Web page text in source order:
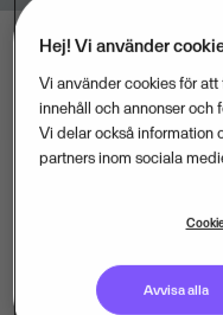
DECEMBER 6, 20162
Visma lanserar nu
redovisnings- och
snabb förändring i
Hej! Vi använder
Vi använder cookies för
innehåll och annonser och
Vi delar också information
partners inom sociala
Avvisa alla